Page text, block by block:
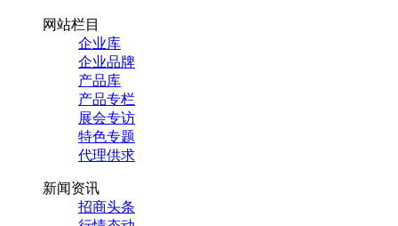
网站栏目
企业库
企业品牌
产品库
产品专栏
展会专访
特色专题
代理供求
新闻资讯
招商头条